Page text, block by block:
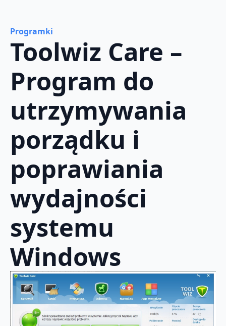
Programki
Toolwiz Care –
Program do
utrzymywania
porządku i
poprawiania
wydajności
systemu
Windows